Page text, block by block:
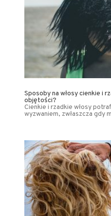
Sposoby na włosy cienkie i
objętości?
Cienkie i rzadkie włosy
wyzwaniem, zwłaszcza gdy